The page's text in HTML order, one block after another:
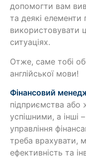
допомогти вам
та деякі елементи
використовувати
ситуаціях.
Отже, саме тобі
англійської мови!
Фінансовий
підприємства
успішними, а інші
управління
треба врахувати,
ефективність та